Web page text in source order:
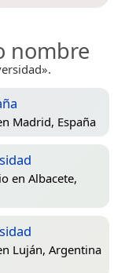
nombre
Madrid, España
en Albacete,
Luján, Argentina